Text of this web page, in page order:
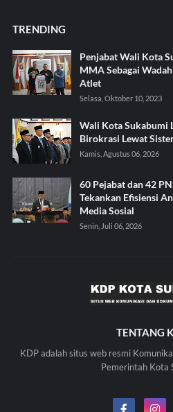
TRENDING
Penjabat Wali Kota
MMA Sebagai
Atlet
Selasa, Oktober 10, 2023
Wali Kota Sukabumi
Birokrasi Lewat
Kamis, Agustus 06, 2026
60 Pejabat dan 42
Tekankan Efisiensi
Media Sosial
Senin, Juli 06, 2026
TENTANG
KDP adalah situs web resmi
Pemerintah Kota